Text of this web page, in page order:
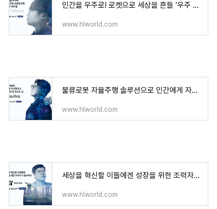
인간을 우주로! 로켓으로 세상을 흔들 ‘우주 덕후’들, VF Space
www.hlworld.com
물류로봇 자율주행 솔루션으로 인간에게 자유를, 나비프라
www.hlworld.com
세상을 혁신할 이들에겐 성장을 위한 조력자가 필요하다. 퓨처플레이
www.hlworld.com